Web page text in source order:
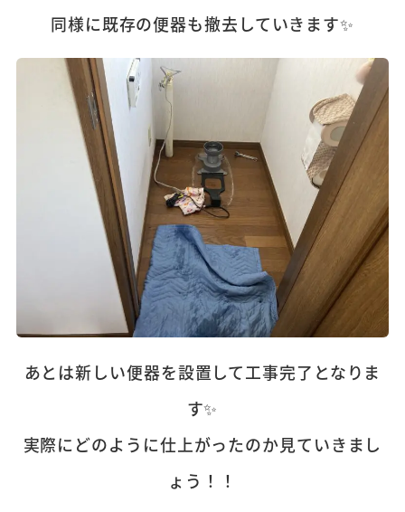
同様に既存の便器も撤去していきます✨
あとは新しい便器を設置して工事完了となりま
す✨
実際にどのように仕上がったのか見ていきまし
ょう！！